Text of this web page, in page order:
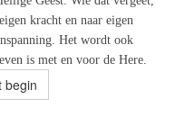
kracht en naar eigen
Het wordt ook
is met en voor de Here.
begin